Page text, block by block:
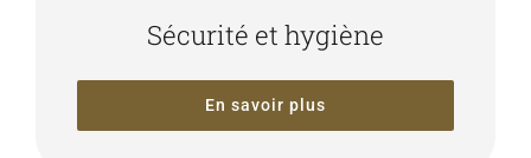
Sécurité et hygiène
En savoir plus